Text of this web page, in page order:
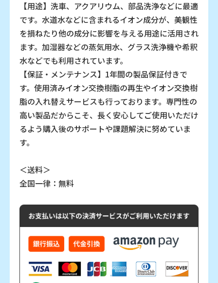
【用途】洗車、アクアリウム、部品洗浄などに最適
です。水道水などに含まれるイオン成分が、美観性
を損ねたり他の成分に影響を与える用途に活用され
ます。加湿器などの蒸気用水、グラス洗浄機や希釈
水などでも利用されています。
【保証・メンテナンス】1年間の製品保証付きで
す。使用済みイオン交換樹脂の再生やイオン交換樹
脂の入れ替えサービスも行っております。専門性の
高い製品だからこそ、長く安心してご使用いただけ
るよう購入後のサポートや課題解決に努めていま
す。
＜送料＞
全国一律：無料